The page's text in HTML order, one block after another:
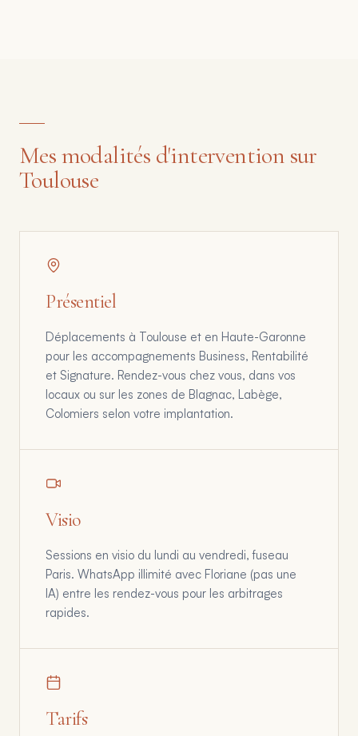
Mes modalités d'intervention sur
Toulouse
Présentiel
Déplacements à Toulouse et en Haute-Garonne
pour les accompagnements Business, Rentabilité
et Signature. Rendez-vous chez vous, dans vos
locaux ou sur les zones de Blagnac, Labège,
Colomiers selon votre implantation.
Visio
Sessions en visio du lundi au vendredi, fuseau
Paris. WhatsApp illimité avec Floriane (pas une
IA) entre les rendez-vous pour les arbitrages
rapides.
Tarifs